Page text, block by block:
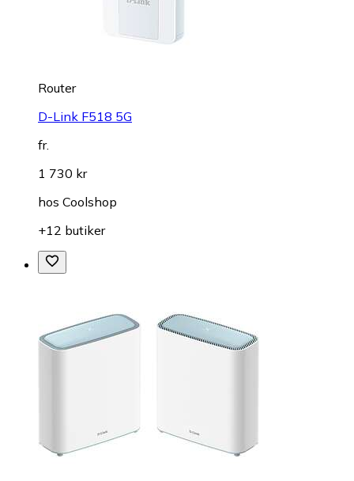
Router
D-Link F518 5G
fr.
1 730 kr
hos Coolshop
+12 butiker